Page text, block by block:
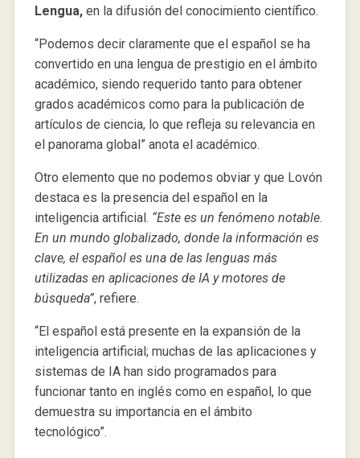
Lengua,en la difusión del conocimiento científico.
“Podemos decir claramente que el español se ha
convertido en una lengua de prestigio en el ámbito
académico, siendo requerido tanto para obtener
grados académicos como para la publicación de
artículos de ciencia, lo que refleja su relevancia en
el panorama global” anota el académico.
Otro elemento que no podemos obviar y que Lovón
destaca es la presencia del español en la
inteligencia artificial. “Este es un fenómeno notable.
En un mundo globalizado, donde la información es
clave, el español es una de las lenguas más
utilizadas en aplicaciones de IA y motores de
búsqueda”, refiere.
“El español está presente en la expansión de la
inteligencia artificial; muchas de las aplicaciones y
sistemas de IA han sido programados para
funcionar tanto en inglés como en español, lo que
demuestra su importancia en el ámbito
tecnológico”.